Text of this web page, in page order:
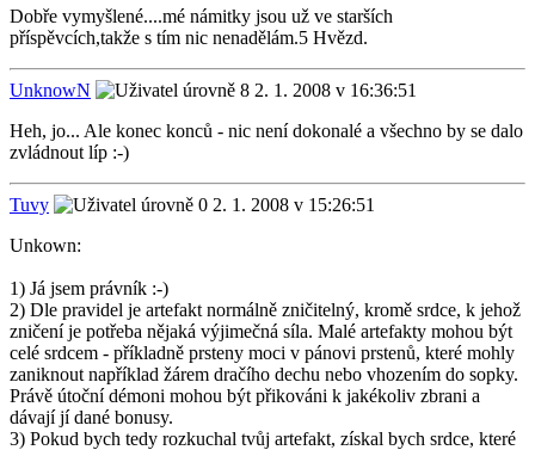
Dobře vymyšlené....mé námitky jsou už ve starších
příspěvcích,takže s tím nic nenadělám.5 Hvězd.
UnknowN
2. 1. 2008 v 16:36:51
Heh, jo... Ale konec konců - nic není dokonalé a všechno by se dalo
zvládnout líp :-)
Tuvy
2. 1. 2008 v 15:26:51
Unkown:
1) Já jsem právník :-)
2) Dle pravidel je artefakt normálně zničitelný, kromě srdce, k jehož
zničení je potřeba nějaká výjimečná síla. Malé artefakty mohou být
celé srdcem - příkladně prsteny moci v pánovi prstenů, které mohly
zaniknout například žárem dračího dechu nebo vhozením do sopky.
Právě útoční démoni mohou být přikováni k jakékoliv zbrani a
dávají jí dané bonusy.
3) Pokud bych tedy rozkuchal tvůj artefakt, získal bych srdce, které